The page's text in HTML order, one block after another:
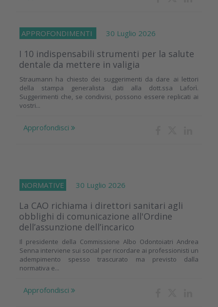
APPROFONDIMENTI 30 Luglio 2026
I 10 indispensabili strumenti per la salute
dentale da mettere in valigia
Straumann ha chiesto dei suggerimenti da dare ai lettori
della stampa generalista dati alla dott.ssa Laforì.
Suggerimenti che, se condivisi, possono essere replicati ai
vostri...
Approfondisci
NORMATIVE 30 Luglio 2026
La CAO richiama i direttori sanitari agli
obblighi di comunicazione all'Ordine
dell’assunzione dell’incarico
Il presidente della Commissione Albo Odontoiatri Andrea
Senna interviene sui social per ricordare ai professionisti un
adempimento spesso trascurato ma previsto dalla
normativa e...
Approfondisci